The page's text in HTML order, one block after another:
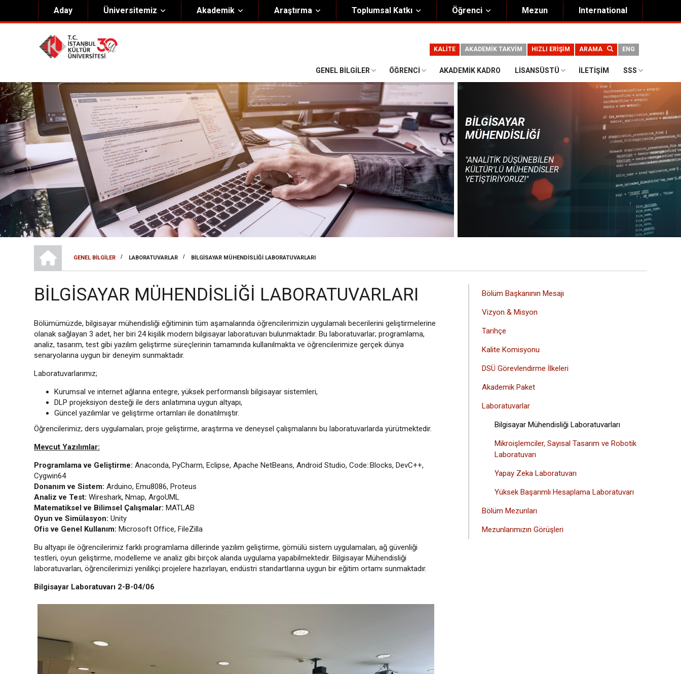
Aday Üniversitemiz
Hakkımızda
Genel Bilgiler
Misyon & Vizyon
Kültür Koleji Vakfı ( KEV )
Akıngüç Ödülü
İKÜ Ödülleri
İdari Birimler
Mevzuat
Onursal Doktora
Rektörlük
Organizasyon Şeması
Stratejik Plan
Eğiticinin Eğitimi Programı
Bilgi Güvenliği
Politikalar
Akademik Araştırma Toplumsal Katkı Öğrenci Mezun International
ENG
ARAMA
HIZLI ERİŞİM
AKADEMİK TAKVİM
KALİTE
GENEL BILGILER ÖĞRENCI AKADEMIK KADRO LISANSÜSTÜ İLETIŞIM SSS
BILGISAYAR
MÜHENDISLIĞI
"ANALITIK DÜŞÜNEBILEN
KÜLTÜR'LÜ MÜHENDISLER
YETIŞTIRIYORUZ!"
SAYFA
YOLU
GENEL BILGILER
/ LABORATUVARLAR / BILGISAYAR MÜHENDISLIĞI LABORATUVARLARI
BILGISAYAR MÜHENDISLIĞI LABORATUVARLARI
Bölümümüzde, bilgisayar mühendisliği eğitiminin tüm aşamalarında öğrencilerimizin uygulamalı becerilerini geliştirmelerine
olanak sağlayan 3 adet, her biri 24 kişilik modern bilgisayar laboratuvarı bulunmaktadır. Bu laboratuvarlar; programlama,
analiz, tasarım, test gibi yazılım geliştirme süreçlerinin tamamında kullanılmakta ve öğrencilerimize gerçek dünya
senaryolarına uygun bir deneyim sunmaktadır.
Laboratuvarlarımız;
Kurumsal ve internet ağlarına entegre, yüksek performanslı bilgisayar sistemleri,
DLP projeksiyon desteği ile ders anlatımına uygun altyapı,
Güncel yazılımlar ve geliştirme ortamları ile donatılmıştır.
Öğrencilerimiz; ders uygulamaları, proje geliştirme, araştırma ve deneysel çalışmalarını bu laboratuvarlarda yürütmektedir.
Mevcut Yazılımlar:
Programlama ve Geliştirme: Anaconda, PyCharm, Eclipse, Apache NetBeans, Android Studio, Code::Blocks, DevC++,
Cygwin64
Donanım ve Sistem: Arduino, Emu8086, Proteus
Analiz ve Test: Wireshark, Nmap, ArgoUML
Matematiksel ve Bilimsel Çalışmalar: MATLAB
Oyun ve Simülasyon: Unity
Ofis ve Genel Kullanım: Microsoft Office, FileZilla
Bu altyapı ile öğrencilerimiz farklı programlama dillerinde yazılım geliştirme, gömülü sistem uygulamaları, ağ güvenliği
testleri, oyun geliştirme, modelleme ve analiz gibi birçok alanda uygulama yapabilmektedir. Bilgisayar Mühendisliği
laboratuvarları, öğrencilerimizi yenilikçi projelere hazırlayan, endüstri standartlarına uygun bir eğitim ortamı sunmaktadır.
Bilgisayar Laboratuvarı 2-B-04/06
ANA
MENÜSÜ
Bölüm Başkanının Mesajı
Vizyon & Misyon
Tarihçe
Kalite Komisyonu
DSÜ Görevlendirme İlkeleri
Akademik Paket
Laboratuvarlar
Bilgisayar Mühendisliği Laboratuvarları
Mikroişlemciler, Sayısal Tasarım ve Robotik
Laboratuvarı
Yapay Zeka Laboratuvarı
Yüksek Başarımlı Hesaplama Laboratuvarı
Bölüm Mezunları
Mezunlarımızın Görüşleri